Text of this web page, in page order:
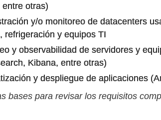
entre otras)
y/o monitoreo de datacenters
refrigeración y equipos TI
y observabilidad de servidores y
Kibana, entre otras)
y despliegue de aplicaciones
bases para revisar los requisitos